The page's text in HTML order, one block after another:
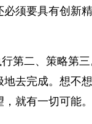
须要具有创新
第二、策略第
去完成。想不
就有一切可能。